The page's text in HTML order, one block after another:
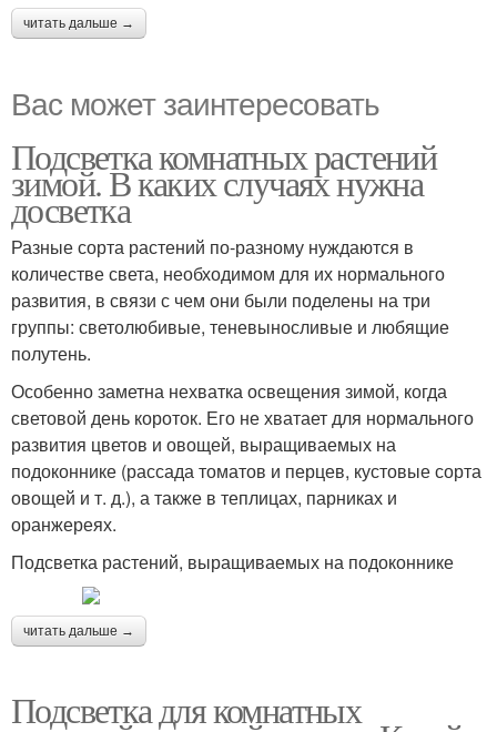
читать дальше →
Вас может заинтересовать
Подсветка комнатных растений
зимой. В каких случаях нужна
досветка
Разные сорта растений по-разному нуждаются в
количестве света, необходимом для их нормального
развития, в связи с чем они были поделены на три
группы: светолюбивые, теневыносливые и любящие
полутень.
Особенно заметна нехватка освещения зимой, когда
световой день короток. Его не хватает для нормального
развития цветов и овощей, выращиваемых на
подоконнике (рассада томатов и перцев, кустовые сорта
овощей и т. д.), а также в теплицах, парниках и
оранжереях.
Подсветка растений, выращиваемых на подоконнике
читать дальше →
Подсветка для комнатных